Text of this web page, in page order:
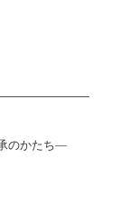
のかたち―